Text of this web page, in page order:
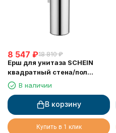
8 547 ₽18 810 ₽
Ерш для унитаза SCHEIN
квадратный стена/пол
хромированный (9364CH)
В наличии
В корзину
Купить в 1 клик